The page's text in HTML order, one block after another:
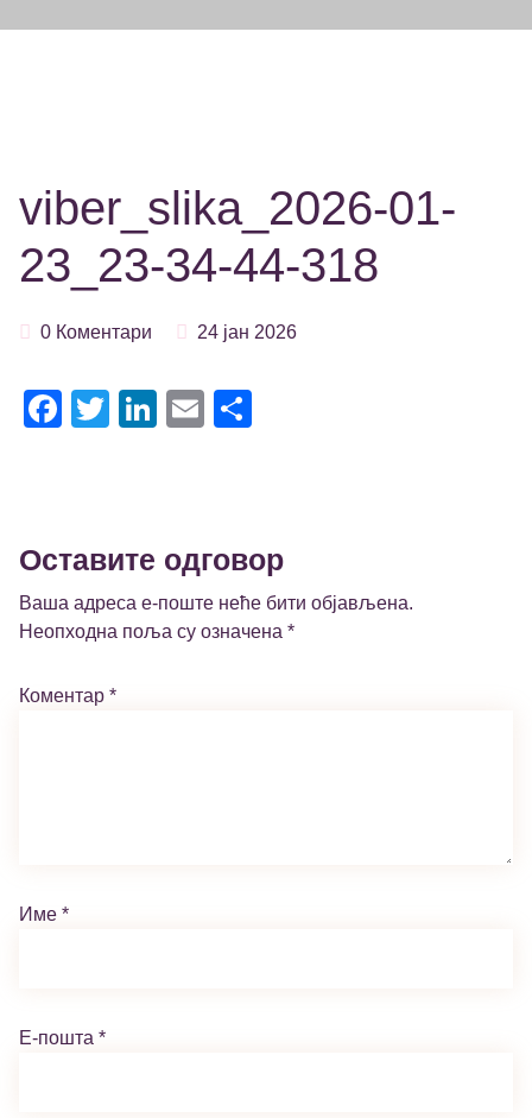
viber_slika_2026-01-
23_23-34-44-318
0 Коментари 24 јан 2026
Facebook
TwitterLinkedIn
Email
Оставите одговор
Ваша адреса е-поште неће бити објављена.
Неопходна поља су означена *
Коментар *
Име *
Е-пошта *